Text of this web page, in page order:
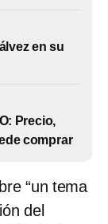
en su
Precio,
comprar
“un tema
del